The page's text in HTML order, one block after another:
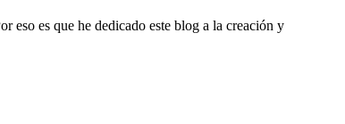
eso es que he dedicado este blog a la creación y